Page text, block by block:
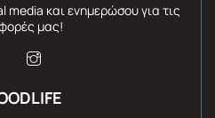
και ενημερώσου για τις
μας!